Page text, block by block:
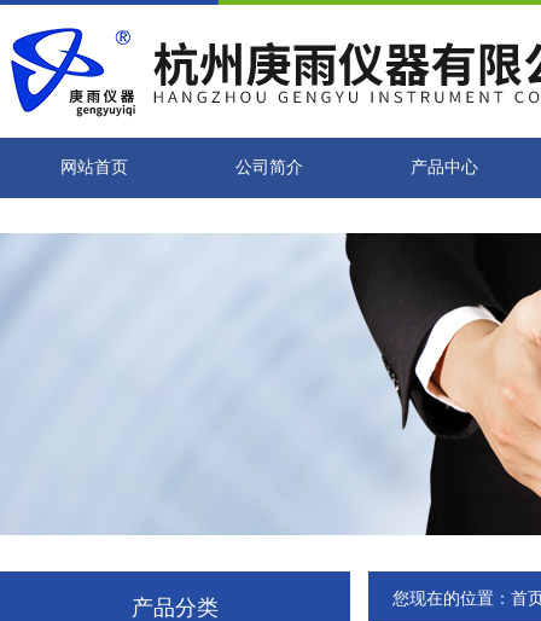
网站首页 公司简介 产品中心
产品分类 您现在的位置： 首